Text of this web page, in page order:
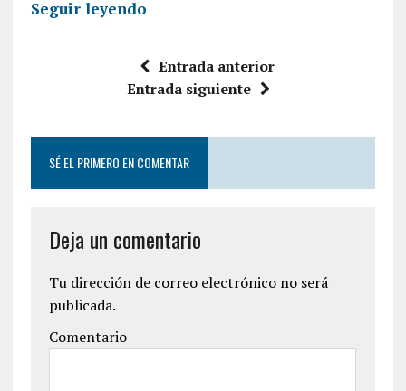
Seguir leyendo
Entrada anterior
Entrada siguiente
SÉ EL PRIMERO EN COMENTAR
Deja un comentario
Tu dirección de correo electrónico no será
publicada.
Comentario